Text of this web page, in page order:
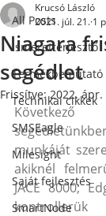
All Posts
Ismeretterjesztő
Termékbemutató
Technikai cikkek
SMSEagle
Milesight
Saját fejlesztés
SmartNode
Niagara
segédlet
Krucsó László
2021. júl. 21. 1
Frissítve:2022. ápr.
munkáját
akiknél
JACE 8000;
kontrollerük